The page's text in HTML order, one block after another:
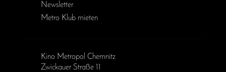
Newsletter
Metro Klub mieten
Kino Metropol Chemnitz
Zwickauer Straße 11